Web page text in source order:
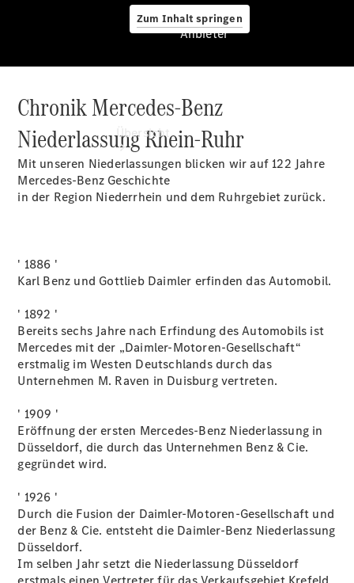
Zum Inhalt springen
Anbieter
Übersicht
Ansprechpartner
vereinbaren
Servicetermin
buchen
Probefahrt
Modellübersicht
Tel: +49 211
Anbieter
Chronik Mercedes-Benz
Niederlassung Rhein-Ruhr
Mit unseren Niederlassungen blicken wir auf 122 Jahre
Mercedes-Benz Geschichte
in der Region Niederrhein und dem Ruhrgebiet zurück.
' 1886 '
Karl Benz und Gottlieb Daimler erfinden das Automobil.
' 1892 '
Bereits sechs Jahre nach Erfindung des Automobils ist
Mercedes mit der „Daimler-Motoren-Gesellschaft“
erstmalig im Westen Deutschlands durch das
Unternehmen M. Raven in Duisburg vertreten.
' 1909 '
Eröffnung der ersten Mercedes-Benz Niederlassung in
Düsseldorf, die durch das Unternehmen Benz & Cie.
gegründet wird.
' 1926 '
Durch die Fusion der Daimler-Motoren-Gesellschaft und
der Benz & Cie. entsteht die Daimler-Benz Niederlassung
Düsseldorf.
Im selben Jahr setzt die Niederlassung Düsseldorf